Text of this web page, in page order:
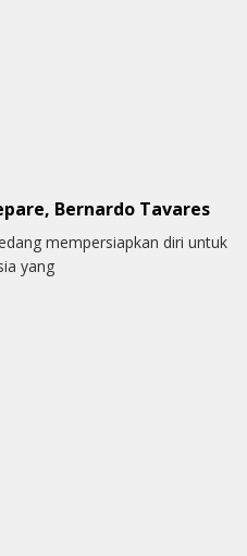
Bernardo Tavares
mempersiapkan diri untuk
yang